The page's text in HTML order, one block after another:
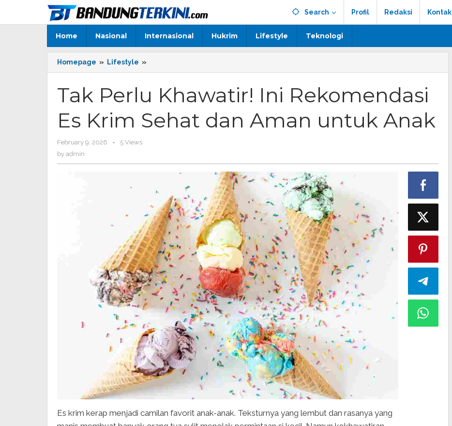
content
Search Profil Redaksi Kontak
Home Nasional Internasional Hukrim Lifestyle Teknologi
Homepage » Lifestyle »
Perlu
Ini
Rekomendasi
Es
Krim
untuk
Tak Perlu Khawatir! Ini Rekomendasi
Es Krim Sehat dan Aman untuk Anak
February 9, 2026
by
-
5 Views
by admin
Es krim kerap menjadi camilan favorit anak-anak. Teksturnya yang lembut dan rasanya yang